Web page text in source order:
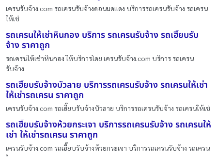
เครนรับจ้าง.com รถเครนรับจ้างดอนมดแดง บริการรถเครนรับจ้าง รถเครน
ให้เช่
รถเครนให้เช่าหินกอง บริการ รถเครนรับจ้าง รถเฮี๊ยบรับ
จ้าง ราคาถูก
รถเครนให้เช่าหินกอง ให้บริการโดย เครนรับจ้าง.com บริการ รถเครน
รับจ้าง
รถเฮี๊ยบรับจ้างบัวลาย บริการรถเครนรับจ้าง รถเครนให้เช่า
ให้เช่ารถเครน ราคาถูก
เครนรับจ้าง.com รถเฮี๊ยบรับจ้างบัวลาย บริการรถเครนรับจ้าง รถเครนให้เช่
รถเฮี๊ยบรับจ้างห้วยกระเจา บริการรถเครนรับจ้าง รถเครนให้
เช่า ให้เช่ารถเครน ราคาถูก
เครนรับจ้าง.com รถเฮี๊ยบรับจ้างห้วยกระเจา บริการรถเครนรับจ้าง รถเครน